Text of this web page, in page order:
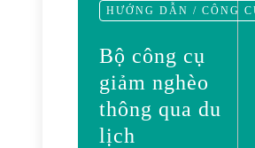
cộng đồng. Bộ công cụ
KHÔNG phải là sổ tay
dẫn chi tiết “cách thực
mà là một bộ hướng dẫn
áp dụng tại hiện trường.
HƯỚNG DẪN / CÔNG
Bộ công cụ
giảm nghèo
thông qua du
lịch